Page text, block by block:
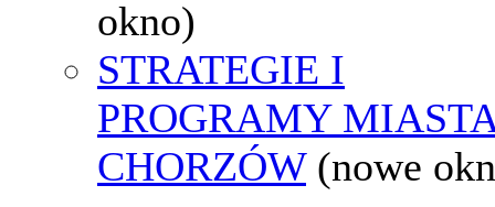
okno)
STRATEGIE I
PROGRAMY
CHORZÓW (nowe